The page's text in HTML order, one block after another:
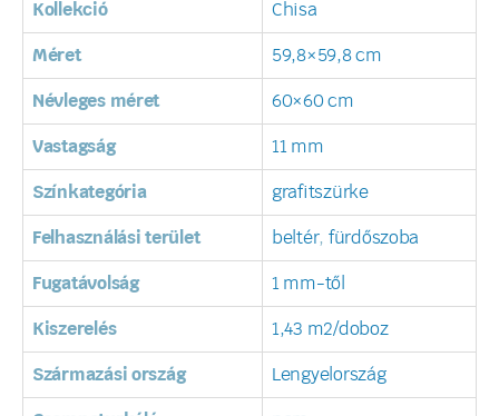
Kollekció Chisa
Méret 59,8×59,8 cm
Névleges méret 60×60 cm
Vastagság 11 mm
Színkategória grafitszürke
Felhasználási terület beltér, fürdőszoba
Fugatávolság 1 mm-től
Kiszerelés 1,43 m2/doboz
Származási ország Lengyelország